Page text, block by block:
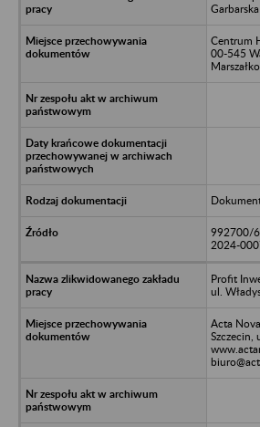
Centrum
00-545
992700/
2024-
Profit
ul.
Acta
Szczecin,